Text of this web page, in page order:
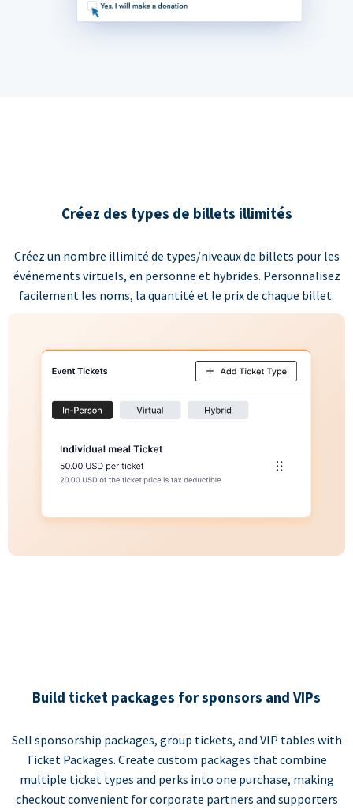
Créez des types de billets illimités
Créez un nombre illimité de types/niveaux de billets pour les
événements virtuels, en personne et hybrides. Personnalisez
facilement les noms, la quantité et le prix de chaque billet.
Build ticket packages for sponsors and VIPs
Sell sponsorship packages, group tickets, and VIP tables with
Ticket Packages. Create custom packages that combine
multiple ticket types and perks into one purchase, making
checkout convenient for corporate partners and supporters